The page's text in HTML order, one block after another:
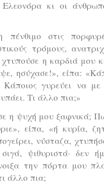
κι οι
στις
τρόμους,
χτυπούσε η καρδιά μου
ησύχασε!», είπα:
γυρεύει να με
Τι άλλο πια;»
η ψυχή μου ξαφνικά;
είπα, «ή κυρία,
νύσταζα,
ψιθυριστά· δεν
την πόρτα μου
άλλο πια;